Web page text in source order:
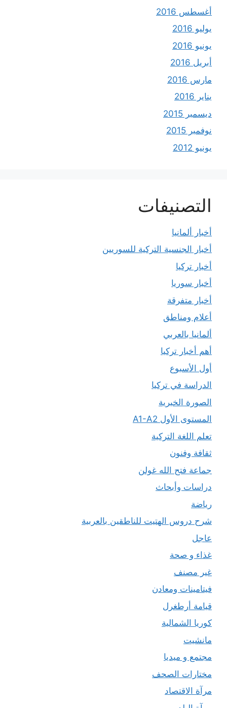
أغسطس 2016
يوليو 2016
يونيو 2016
أبريل 2016
مارس 2016
يناير 2016
ديسمبر 2015
نوفمبر 2015
يونيو 2012
التصنيفات
أخبار ألمانيا
أخبار الجنسية التركية للسوريين
أخبار تركيا
أخبار سوريا
أخبار متفرقة
أعلام ومناطق
ألمانيا بالعربي
أهم أخبار تركيا
أول الأسبوع
الدراسة في تركيا
الصورة الخبرية
المستوى الأول A1-A2
تعلم اللغة التركية
ثقافة وفنون
جماعة فتح الله غولن
دراسات وأبحاث
رياضة
شرح دروس الهتيت للناطقين بالعربية
عاجل
غذاء و صحة
غير مصنف
فيتامينات ومعادن
قيامة أرطغرل
كوريا الشمالية
مانشيت
مجتمع و ميديا
مختارات الصحف
مرآة الاقتصاد